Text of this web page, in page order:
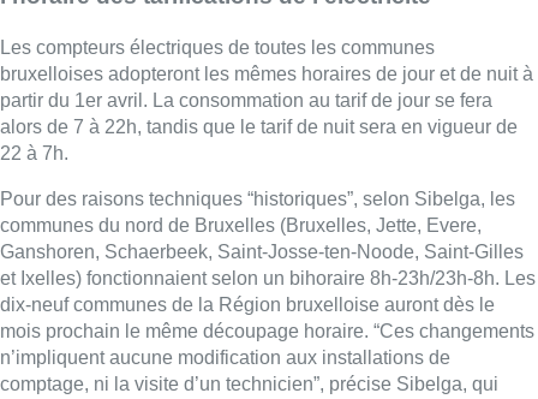
Les compteurs électriques de toutes les communes
bruxelloises adopteront les mêmes horaires de jour et de nuit à
partir du 1er avril. La consommation au tarif de jour se fera
alors de 7 à 22h, tandis que le tarif de nuit sera en vigueur de
22 à 7h.
Pour des raisons techniques “historiques”, selon Sibelga, les
communes du nord de Bruxelles (Bruxelles, Jette, Evere,
Ganshoren, Schaerbeek, Saint-Josse-ten-Noode, Saint-Gilles
et Ixelles) fonctionnaient selon un bihoraire 8h-23h/23h-8h. Les
dix-neuf communes de la Région bruxelloise auront dès le
mois prochain le même découpage horaire. “Ces changements
n’impliquent aucune modification aux installations de
comptage, ni la visite d’un technicien”, précise Sibelga, qui